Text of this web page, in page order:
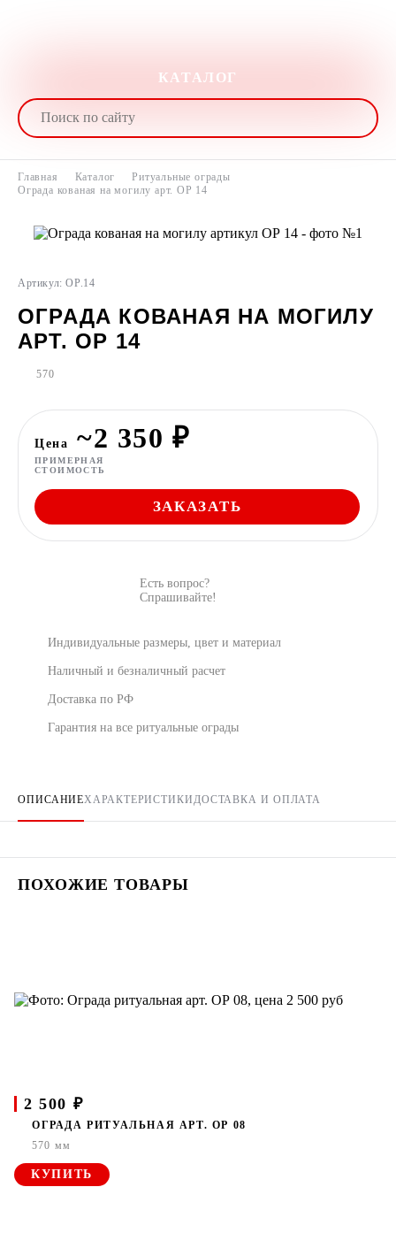
КАТАЛОГ
Главная Каталог
Ритуальные ограды
Ограда кованая на могилу арт. ОР 14
Артикул: ОР.14
ОГРАДА КОВАНАЯ НА МОГИЛУ
АРТ. ОР 14
570
ЗАКАЗАТЬ
Цена ~2 350 ₽
ПРИМЕРНАЯ
СТОИМОСТЬ
Есть вопрос?
Спрашивайте!
Индивидуальные размеры, цвет и материал
Наличный и безналичный расчет
Доставка по РФ
Гарантия на все ритуальные ограды
ОПИСАНИЕХАРАКТЕРИСТИКИДОСТАВКА И ОПЛАТА
ПОХОЖИЕ ТОВАРЫ
2 500 ₽
ОГРАДА РИТУАЛЬНАЯ АРТ. ОР 08
570 мм
КУПИТЬ